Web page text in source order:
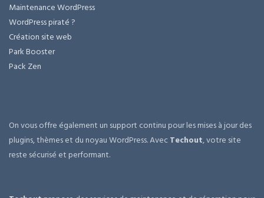
Maintenance WordPress
WordPress piraté ?
Création site web
Park Booster
Pack Zen
On vous offre également un support continu pour les mises à jour des
plugins, thèmes et du noyau WordPress. AvecTechout, votre site
reste sécurisé et performant.